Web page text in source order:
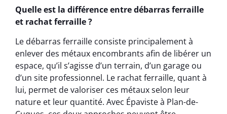
Quelle est la différence entre débarras ferraille
et rachat ferraille ?
Le débarras ferraille consiste principalement à
enlever des métaux encombrants afin de libérer un
espace, qu’il s’agisse d’un terrain, d’un garage ou
d’un site professionnel. Le rachat ferraille, quant à
lui, permet de valoriser ces métaux selon leur
nature et leur quantité. Avec Épaviste à Plan-de-